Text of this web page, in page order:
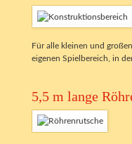
Für alle kleinen und
eigenen Spielbereich, in
5,5 m lange